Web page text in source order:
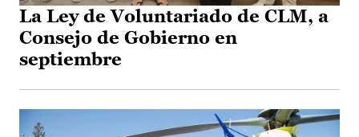
La Ley de Voluntariado de CLM, a
Consejo de Gobierno en
septiembre